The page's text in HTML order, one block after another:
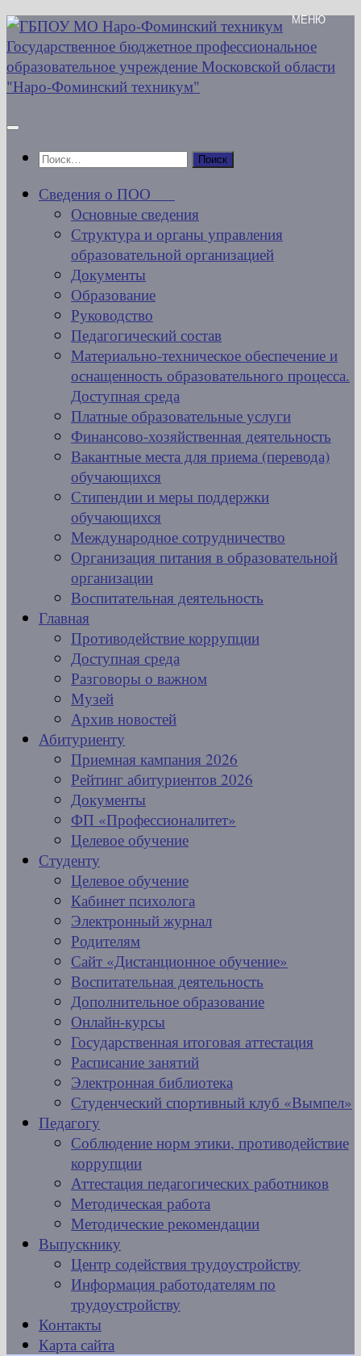
Перейти
к
содержимому
Найти:
Сведения о ПОО
Основные сведения
Структура и органы управления
образовательной организацией
Документы
Образование
Руководство
Педагогический состав
Материально-техническое обеспечение и
оснащенность образовательного процесса.
Доступная среда
Платные образовательные услуги
Финансово-хозяйственная деятельность
Вакантные места для приема (перевода)
обучающихся
Стипендии и меры поддержки
обучающихся
Международное сотрудничество
Организация питания в образовательной
организации
Воспитательная деятельность
Главная
Противодействие коррупции
Доступная среда
Разговоры о важном
Музей
Архив новостей
Абитуриенту
Приемная кампания 2026
Рейтинг абитуриентов 2026
Документы
ФП «Профессионалитет»
Целевое обучение
Студенту
Целевое обучение
Кабинет психолога
Электронный журнал
Родителям
Сайт «Дистанционное обучение»
Воспитательная деятельность
Дополнительное образование
Онлайн-курсы
Государственная итоговая аттестация
Расписание занятий
Электронная библиотека
Студенческий спортивный клуб «Вымпел»
Педагогу
Соблюдение норм этики, противодействие
коррупции
Аттестация педагогических работников
Методическая работа
Методические рекомендации
Выпускнику
Центр содействия трудоустройству
Информация работодателям по
трудоустройству
Контакты
Карта сайта